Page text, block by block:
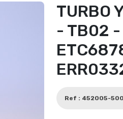
TURBO
- TB02
Ref : 452005-